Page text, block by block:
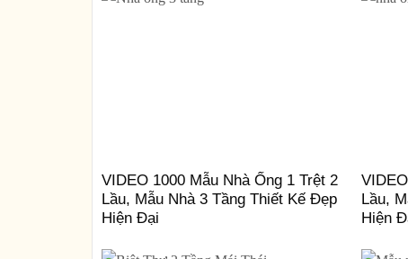
VIDEO 1000 Mẫu Nhà Ống 1 Trệt 2
Lầu, Mẫu Nhà 3 Tầng Thiết Kế Đẹp
Hiện Đại
Lầu,
Hiện